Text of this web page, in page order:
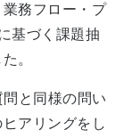
務フロー・プ
基づく課題抽
。
と同様の問い
アリングをし